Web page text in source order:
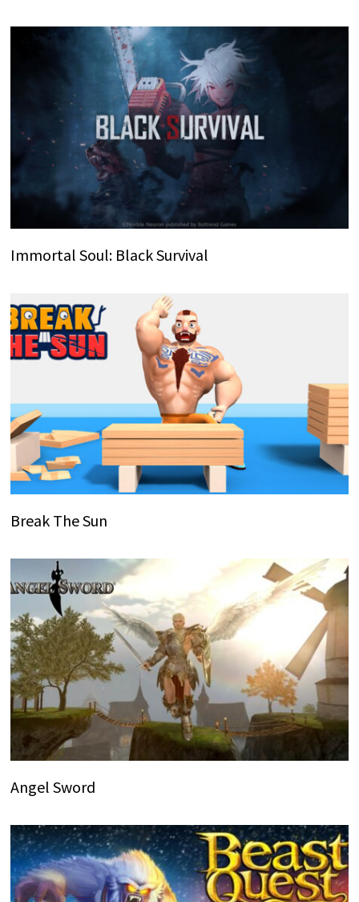
Immortal Soul: Black Survival
Break The Sun
Angel Sword